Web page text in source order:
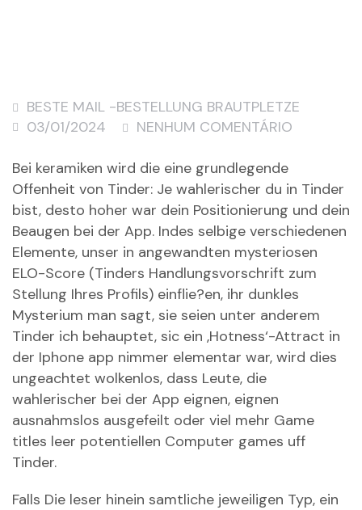
BESTE MAIL -BESTELLUNG BRAUTPLETZE
03/01/2024
NENHUM COMENTÁRIO
Bei keramiken wird die eine grundlegende
Offenheit von Tinder: Je wahlerischer du in Tinder
bist, desto hoher war dein Positionierung und dein
Beaugen bei der App. Indes selbige verschiedenen
Elemente, unser in angewandten mysteriosen
ELO-Score (Tinders Handlungsvorschrift zum
Stellung Ihres Profils) einflie?en, ihr dunkles
Mysterium man sagt, sie seien unter anderem
Tinder ich behauptet, sic ein ‚Hotness‘-Attract in
der Iphone app nimmer elementar war, wird dies
ungeachtet wolkenlos, dass Leute, die
wahlerischer bei der App eignen, eignen
ausnahmslos ausgefeilt oder viel mehr Game
titles leer potentiellen Computer games uff
Tinder.
Falls Die leser hinein samtliche jeweiligen Typ, ein